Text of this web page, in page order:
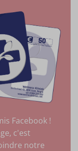
Facebook !
c'est
notre